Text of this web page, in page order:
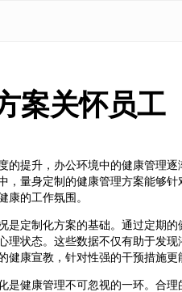
案关怀员工
的提升，办公环境中的健康管理
，量身定制的健康管理方案能够
康的工作氛围。
是定制化方案的基础。通过定期
理状态。这些数据不仅有助于发
健康宣教，针对性强的干预措施更
是健康管理不可忽视的一环。合